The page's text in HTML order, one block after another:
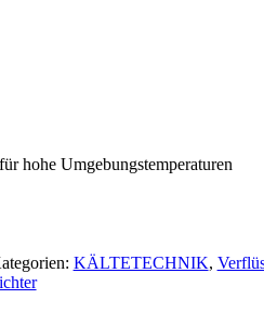
hohe Umgebungstemperaturen
KÄLTETECHNIK,